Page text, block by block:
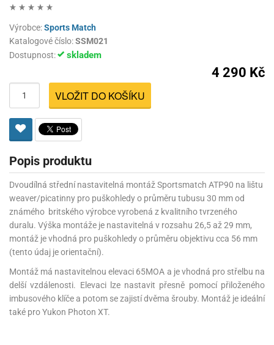
Výrobce:Sports Match
Katalogové číslo:SSM021
Dostupnost:
skladem
4 290 Kč
VLOŽIT DO KOŠÍKU
Popis produktu
Dvoudílná střední nastavitelná montáž Sportsmatch ATP90 na lištu
weaver/picatinny pro puškohledy o průměru tubusu 30 mm od
známého britského výrobce vyrobená z kvalitního tvrzeného
duralu. Výška montáže je nastavitelná v rozsahu 26,5 až 29 mm,
montáž je vhodná pro puškohledy o průměru objektivu cca 56 mm
(tento údaj je orientační).
Montáž má nastavitelnou elevaci 65MOA a je vhodná pro střelbu na
delší vzdálenosti. Elevaci lze nastavit přesně pomocí přiloženého
imbusového klíče a potom se zajistí dvěma šrouby. Montáž je ideální
také proYukon Photon XT.